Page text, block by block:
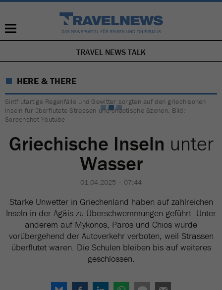
NAVIGATION
ÜBERSPRINGEN
TRAVEL NEWS TALK
HERE & THERE
Sintflutartige Regenfälle und Gewitter sorgten auf den griechischen
Inseln für überflutete Strassen und chaotische Szenen. Bild:
Screenshot Youtube
Griechische Inseln unter
Wasser
01.04.2025 – 07:44
Starke Unwetter in Griechenland haben auf zahlreichen
Inseln in der Ägäis zu Überschwemmungen geführt. Unter
anderem auf Mykonos, Paros und Chios wurde
vorübergehend der Autoverkehr verboten, weil Strassen
überflutet waren. Die Schulen bleiben bis auf weiteres
geschlossen.